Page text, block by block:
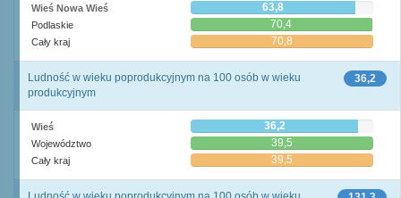
Wieś Nowa Wieś 63,8
Podlaskie 70,4
Cały kraj 70,8
36,2
Ludność w wieku poprodukcyjnym na 100 osób w wieku
produkcyjnym
Wieś 36,2
Województwo 39,5
Cały kraj 39,5